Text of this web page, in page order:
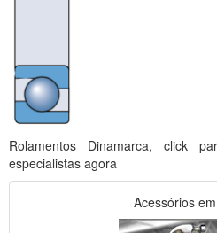
Rolamentos Dinamarca, click
especialistas agora
Acessórios